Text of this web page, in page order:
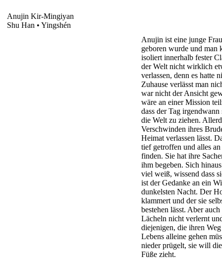
Anujin Kir-Mingiyan
Shu Han • Yingshén
Anujin ist eine junge
geboren wurde und man
isoliert innerhalb fester
der Welt nicht wirklich
verlassen, denn es hatte
Zuhause verlässt man
war nicht der Ansicht
wäre an einer Mission
dass der Tag
die Welt zu ziehen.
Verschwinden ihres
Heimat verlassen lässt.
tief getroffen und alles
finden. Sie hat ihre
ihm begeben. Sich
viel weiß, wissend dass
ist der Gedanke an ein
dunkelsten Nacht. Der
klammert und der sie
bestehen lässt. Aber
Lächeln nicht verlernt
diejenigen, die ihren
Lebens alleine gehen
nieder prügelt, sie will
Füße zieht.